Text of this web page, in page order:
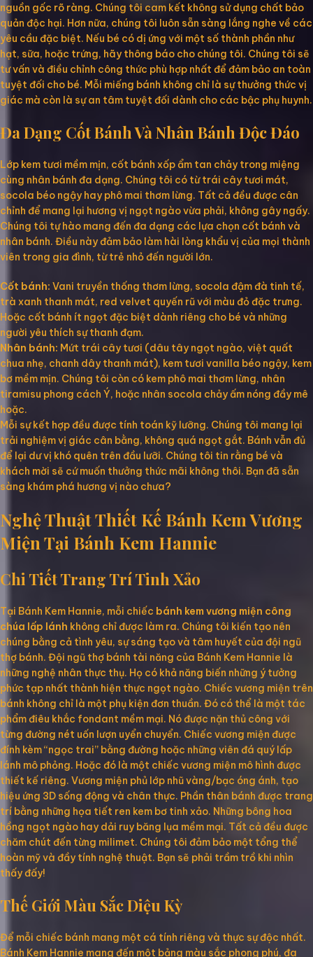
nguồn gốc rõ ràng. Chúng tôi cam kết không sử dụng chất bảo
quản độc hại. Hơn nữa, chúng tôi luôn sẵn sàng lắng nghe về các
yêu cầu đặc biệt. Nếu bé có dị ứng với một số thành phần như
hạt, sữa, hoặc trứng, hãy thông báo cho chúng tôi. Chúng tôi sẽ
tư vấn và điều chỉnh công thức phù hợp nhất để đảm bảo an toàn
tuyệt đối cho bé. Mỗi miếng bánh không chỉ là sự thưởng thức vị
giác mà còn là sự an tâm tuyệt đối dành cho các bậc phụ huynh.
Đa Dạng Cốt Bánh Và Nhân Bánh Độc Đáo
Lớp kem tươi mềm mịn, cốt bánh xốp ẩm tan chảy trong miệng
cùng nhân bánh đa dạng. Chúng tôi có từ trái cây tươi mát,
socola béo ngậy hay phô mai thơm lừng. Tất cả đều được cân
chỉnh để mang lại hương vị ngọt ngào vừa phải, không gây ngấy.
Chúng tôi tự hào mang đến đa dạng các lựa chọn cốt bánh và
nhân bánh. Điều này đảm bảo làm hài lòng khẩu vị của mọi thành
viên trong gia đình, từ trẻ nhỏ đến người lớn.
Cốt bánh: Vani truyền thống thơm lừng, socola đậm đà tinh tế,
trà xanh thanh mát, red velvet quyến rũ với màu đỏ đặc trưng.
Hoặc cốt bánh ít ngọt đặc biệt dành riêng cho bé và những
người yêu thích sự thanh đạm.
Nhân bánh: Mứt trái cây tươi (dâu tây ngọt ngào, việt quất
chua nhẹ, chanh dây thanh mát), kem tươi vanilla béo ngậy, kem
bơ mềm mịn. Chúng tôi còn có kem phô mai thơm lừng, nhân
tiramisu phong cách Ý, hoặc nhân socola chảy ấm nóng đầy mê
hoặc.
Mỗi sự kết hợp đều được tính toán kỹ lưỡng. Chúng tôi mang lại
trải nghiệm vị giác cân bằng, không quá ngọt gắt. Bánh vẫn đủ
để lại dư vị khó quên trên đầu lưỡi. Chúng tôi tin rằng bé và
khách mời sẽ cứ muốn thưởng thức mãi không thôi. Bạn đã sẵn
sàng khám phá hương vị nào chưa?
Nghệ Thuật Thiết Kế Bánh Kem Vương
Miện Tại Bánh Kem Hannie
Chi Tiết Trang Trí Tinh Xảo
Tại Bánh Kem Hannie, mỗi chiếc bánh kem vương miện công
chúa lấp lánh không chỉ được làm ra. Chúng tôi kiến tạo nên
chúng bằng cả tình yêu, sự sáng tạo và tâm huyết của đội ngũ
thợ bánh. Đội ngũ thợ bánh tài năng của Bánh Kem Hannie là
những nghệ nhân thực thụ. Họ có khả năng biến những ý tưởng
phức tạp nhất thành hiện thực ngọt ngào. Chiếc vương miện trên
bánh không chỉ là một phụ kiện đơn thuần. Đó có thể là một tác
phẩm điêu khắc fondant mềm mại. Nó được nặn thủ công với
từng đường nét uốn lượn uyển chuyển. Chiếc vương miện được
đính kèm “ngọc trai” bằng đường hoặc những viên đá quý lấp
lánh mô phỏng. Hoặc đó là một chiếc vương miện mô hình được
thiết kế riêng. Vương miện phủ lớp nhũ vàng/bạc óng ánh, tạo
hiệu ứng 3D sống động và chân thực. Phần thân bánh được trang
trí bằng những họa tiết ren kem bơ tinh xảo. Những bông hoa
hồng ngọt ngào hay dải ruy băng lụa mềm mại. Tất cả đều được
chăm chút đến từng milimet. Chúng tôi đảm bảo một tổng thể
hoàn mỹ và đầy tính nghệ thuật. Bạn sẽ phải trầm trồ khi nhìn
thấy đấy!
Thế Giới Màu Sắc Diệu Kỳ
Để mỗi chiếc bánh mang một cá tính riêng và thực sự độc nhất.
Bánh Kem Hannie mang đến một bảng màu sắc phong phú, đa